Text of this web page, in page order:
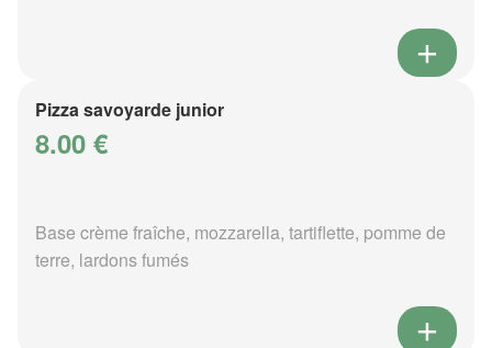
Pizza savoyarde junior
8.00 €
Base crème fraîche, mozzarella, tartiflette, pomme de
terre, lardons fumés